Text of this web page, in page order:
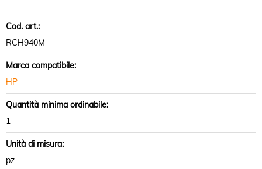
Cod. art.:
RCH940M
Marca compatibile:
HP
Quantità minima ordinabile:
1
Unità di misura:
pz